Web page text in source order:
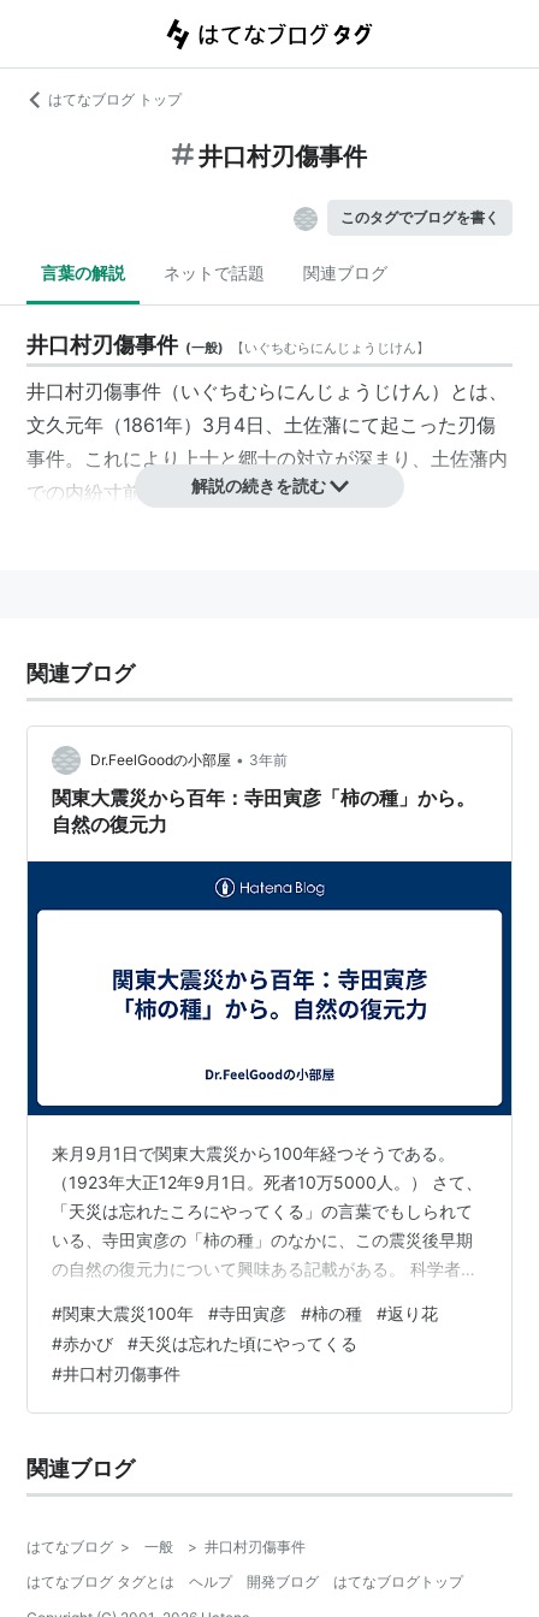
はてなブログ トップ
井口村刃傷事件
このタグでブログを書く
言葉の解説 ネットで話題 関連ブログ
井口村刃傷事件 (一般) 【いぐちむらにんじょうじけん】
井口村刃傷事件（いぐちむらにんじょうじけん）とは、
文久元年（1861年）3月4日、土佐藩にて起こった刃傷
事件。これにより上士と郷士の対立が深まり、土佐藩内
での内紛寸前まで緊張が高まった。
福寺という寺の門前で郷士・中平忠次郎と肩がぶつか
る。当初、忠次郎は非を認め謝罪し立ち去ろうしたが、
相手を郷士と見た山田は酒の勢いもあり忠次郎を罵倒し
口論に到る。
口論の末に逆上した山田は抜刀し、これに応戦する形で
忠次郎も抜刀。しかし、土佐で小野派一刀流の師範代を
つとめるほどの実力の持ち主で、鬼山田と恐れられる山
田に敵わず忠次郎は殺害されてしまう。
之進にこの事態を知らせ、2人は急いで現場へ駆けつけ
るが、時既に遅く、忠次郎は殺害された後だった。近く
た。
寅之進は当初、弟の亡骸を運ぼうとするが、現場に駆け
つけた上士・諏訪助左衛門と上士・長屋孫四郎の2人が
「死体をみだりに移動させることは禁じられている」と
彼の行動を咎めた。その為、寅之進も一旦、弟の亡骸を
寺の門前へと戻し、改めて上士たちの亡骸は山田家に、
忠次郎の遺体は池田家へと引き取られる。
翌朝には事件は人々の知るところとなり、山田の家には
に対決せんと息巻いており、一触即発の危機を迎えてい
た。この時の郷士側のリーダーが当時25歳の坂本龍馬
であった。
解説の続きを読む
関連ブログ
Dr.FeelGoodの小部屋 • 3年前
関東大震災から百年：寺田寅彦「柿の種」から。
自然の復元力
来月9月1日で関東大震災から100年経つそうである。
（1923年大正12年9月1日。死者10万5000人。） さて、
「天災は忘れたころにやってくる」の言葉でもしられて
いる、寺田寅彦の「柿の種」のなかに、この震災後早期
の自然の復元力について興味ある記載がある。 科学者ら
俳人。 父親の寺田利正は、幕末土佐でおこった井口村刃
傷事件で実弟の切腹介錯を務め、その後精神を病み、倒
幕には参加せず、学問により社会を変えようと考えたこ
とが、その子寅彦に軍人より学者を選ばせたといわれて
四郎」の野々村宗八のモデ…
#関東大震災100年 #寺田寅彦 #柿の種 #返り花
#赤かび #天災は忘れた頃にやってくる
#井口村刃傷事件
関連ブログ
はてなブログ > 一般 > 井口村刃傷事件
はてなブログ タグとは
ヘルプ 開発ブログ
はてなブログトップ